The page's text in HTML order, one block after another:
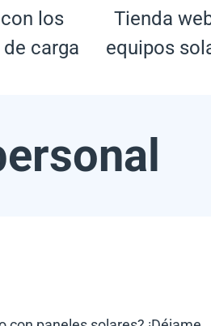
los
carga
Tienda
equipos